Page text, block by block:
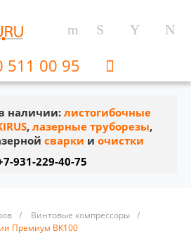
511 00 95
наличии: листогибочные
, лазерные труборезы,
сварки и очистки
931-229-40-75
/ Винтовые компрессоры
/
Премиум ВК100